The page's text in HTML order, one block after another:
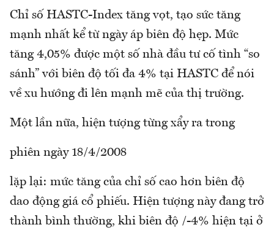
Chỉ số HASTC-Index tăng vọt, tạo sức tăng
mạnh nhất kể từ ngày áp biên độ hẹp. Mức
tăng 4,05% được một số nhà đầu tư cố tình “so
sánh” với biên độ tối đa 4% tại HASTC để nói
về xu hướng đi lên mạnh mẽ của thị trường.
Một lần nữa, hiện tượng từng xẩy ra trong
phiên ngày 18/4/2008
lặp lại: mức tăng của chỉ số cao hơn biên độ
dao động giá cổ phiếu. Hiện tượng này đang trở
thành bình thường, khi biên độ /-4% hiện tại ở